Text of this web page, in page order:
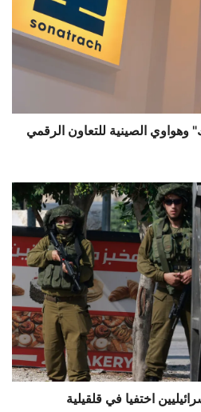
الصينية للتعاون الرقمي
اختفيا في قلقيلية